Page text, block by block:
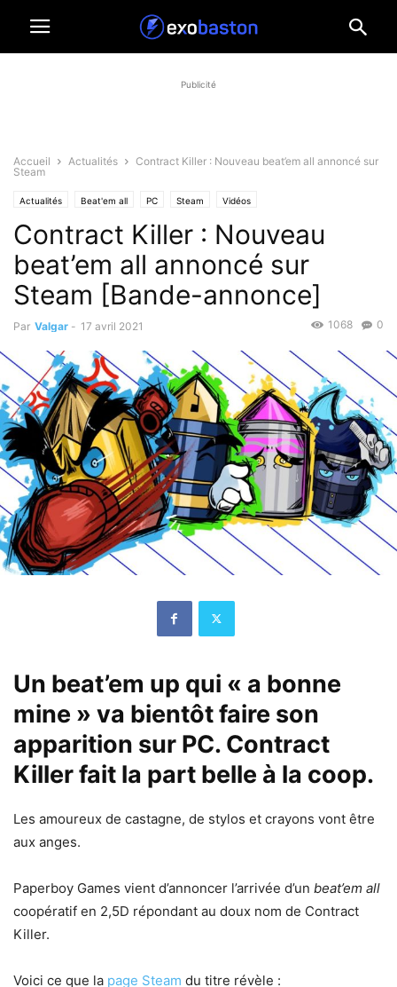
Publicité
Accueil Actualités
Contract Killer : Nouveau beat’em all annoncé sur
Steam
Actualités Beat'em all PC Steam Vidéos
Contract Killer : Nouveau
beat’em all annoncé sur
Steam [Bande-annonce]
Par Valgar - 17 avril 2021 0
1068
Un beat’em up qui « a bonne
mine » va bientôt faire son
apparition sur PC. Contract
Killer fait la part belle à la coop.
Les amoureux de castagne, de stylos et crayons vont être
aux anges.
Paperboy Games vient d’annoncer l’arrivée d’un beat’em all
coopératif en 2,5D répondant au doux nom de Contract
Killer.
Voici ce que la page Steam du titre révèle :